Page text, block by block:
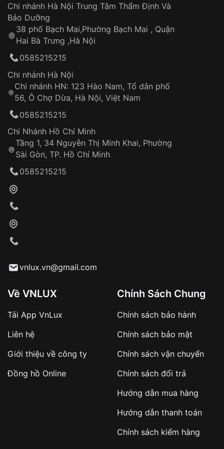
Áp dụng cho tất cả tỉnh thành trên toàn quốc
Thời gian tính từ khi xác nhận đơn hàng thành
công
Hotline: 0585 215 215
Từ khóa SEO:
Khách hàng kiểm tra và thanh toán trực tiếp
Từ khóa SEO:
sản phẩm đặc biệt
Khách hàng cần
đặt cọc trước 10% giá trị đơn
hàng
Số tiền còn lại thanh toán khi nhận hàng hoặc
✔️ Hạn chế tình trạng hủy đơn không mong
Dây đeo
Sản phẩm đã bị:
Tự ý sửa chữa
thống VNLUX
Đảm bảo quyền lợi khách hàng
Đồng hành cùng khách hàng trong suốt quá
trình sử dụng
Chi nhánh Hà Nội Trung Tâm Thẩm Định Và
Bảo Dưỡng
38 phố Bạch Mai,Phường Bạch Mai , Quận
Hai Bà Trưng ,Hà Nội
0585215215
Chi nhánh Hà Nội
Chi nhánh HN: 123 Hào Nam, Tổ dân phố
56, Ô Chợ Dừa, Hà Nội, Việt Nam
0585215215
Chi Nhánh Hồ Chí Minh
Tầng 1, 34 Nguyễn Thị Minh Khai, Phường
Sài Gòn, TP. Hồ Chí Minh
0585215215
vnlux.vn@gmail.com
Về VNLUX
Tải App VnLux
Liên hệ
Giới thiệu về công ty
Đồng hồ Online
Chính Sách Chung
Chính sách bảo hành
Chính sách bảo mật
Chính sách vận chuyển
Chính sách đổi trả
Hướng dẫn mua hàng
Hướng dẫn thanh toán
Chính sách kiểm hàng